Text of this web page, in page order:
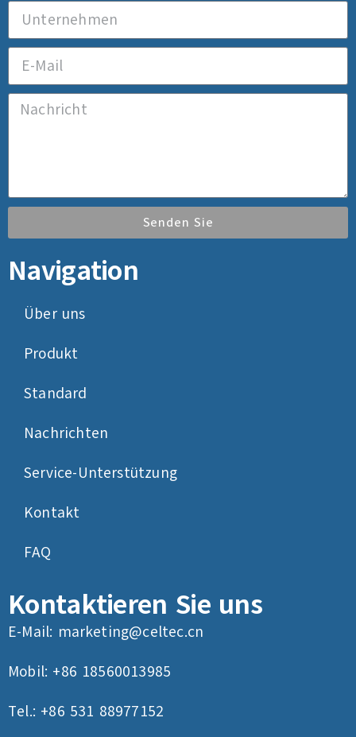
Senden Sie
Navigation
Über uns
Produkt
Standard
Nachrichten
Service-Unterstützung
Kontakt
FAQ
Kontaktieren Sie uns
E-Mail: marketing@celtec.cn
Mobil: +86 18560013985
Tel.: +86 531 88977152